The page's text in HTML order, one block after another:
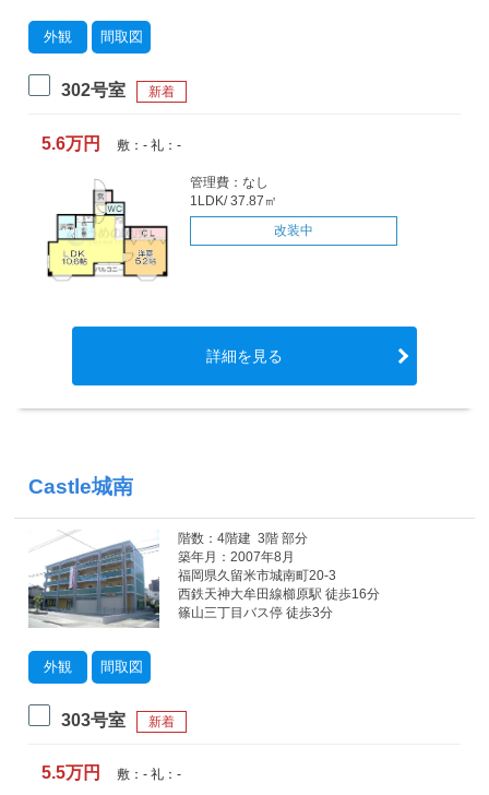
外観 間取図
302号室 新着
5.6万円 敷：- 礼：-
管理費：なし
1LDK/ 37.87㎡
改装中
詳細を見る
Castle城南
外観 間取図
階数：4階建 3階 部分
築年月：2007年8月
福岡県久留米市城南町20-3
西鉄天神大牟田線櫛原駅 徒歩16分
篠山三丁目バス停 徒歩3分
303号室 新着
5.5万円 敷：- 礼：-